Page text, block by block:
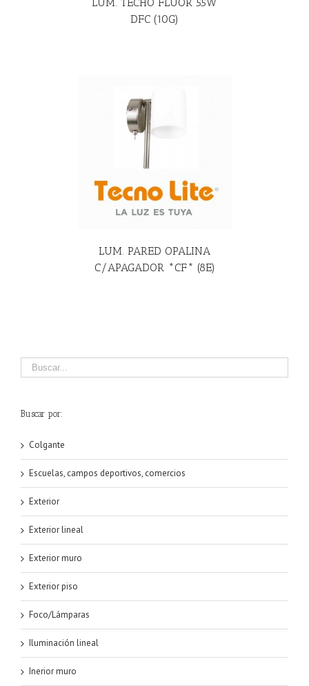
DFC (10G)
LUM. PARED OPALINA
C/APAGADOR *CF* (8E)
Buscar por:
Colgante
Escuelas, campos deportivos, comercios
Exterior
Exterior lineal
Exterior muro
Exterior piso
Foco/Lámparas
Iluminación lineal
Inerior muro